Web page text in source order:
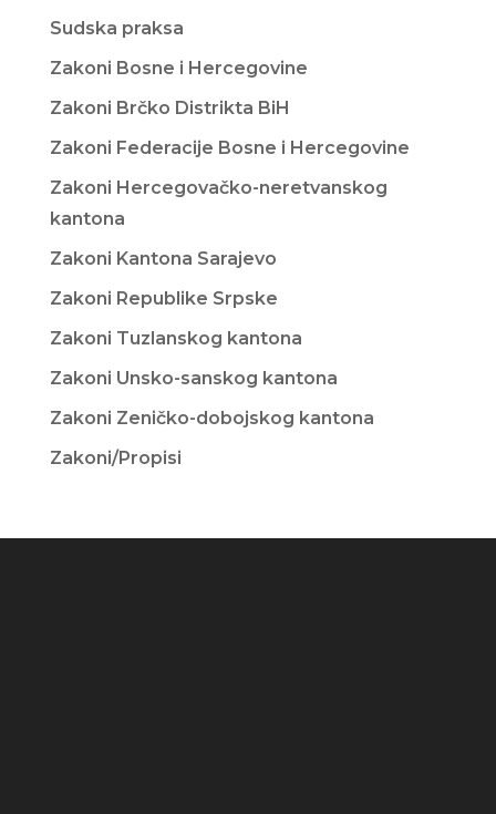
Sudska praksa
Zakoni Bosne i Hercegovine
Zakoni Brčko Distrikta BiH
Zakoni Federacije Bosne i Hercegovine
Zakoni Hercegovačko-neretvanskog
kantona
Zakoni Kantona Sarajevo
Zakoni Republike Srpske
Zakoni Tuzlanskog kantona
Zakoni Unsko-sanskog kantona
Zakoni Zeničko-dobojskog kantona
Zakoni/Propisi